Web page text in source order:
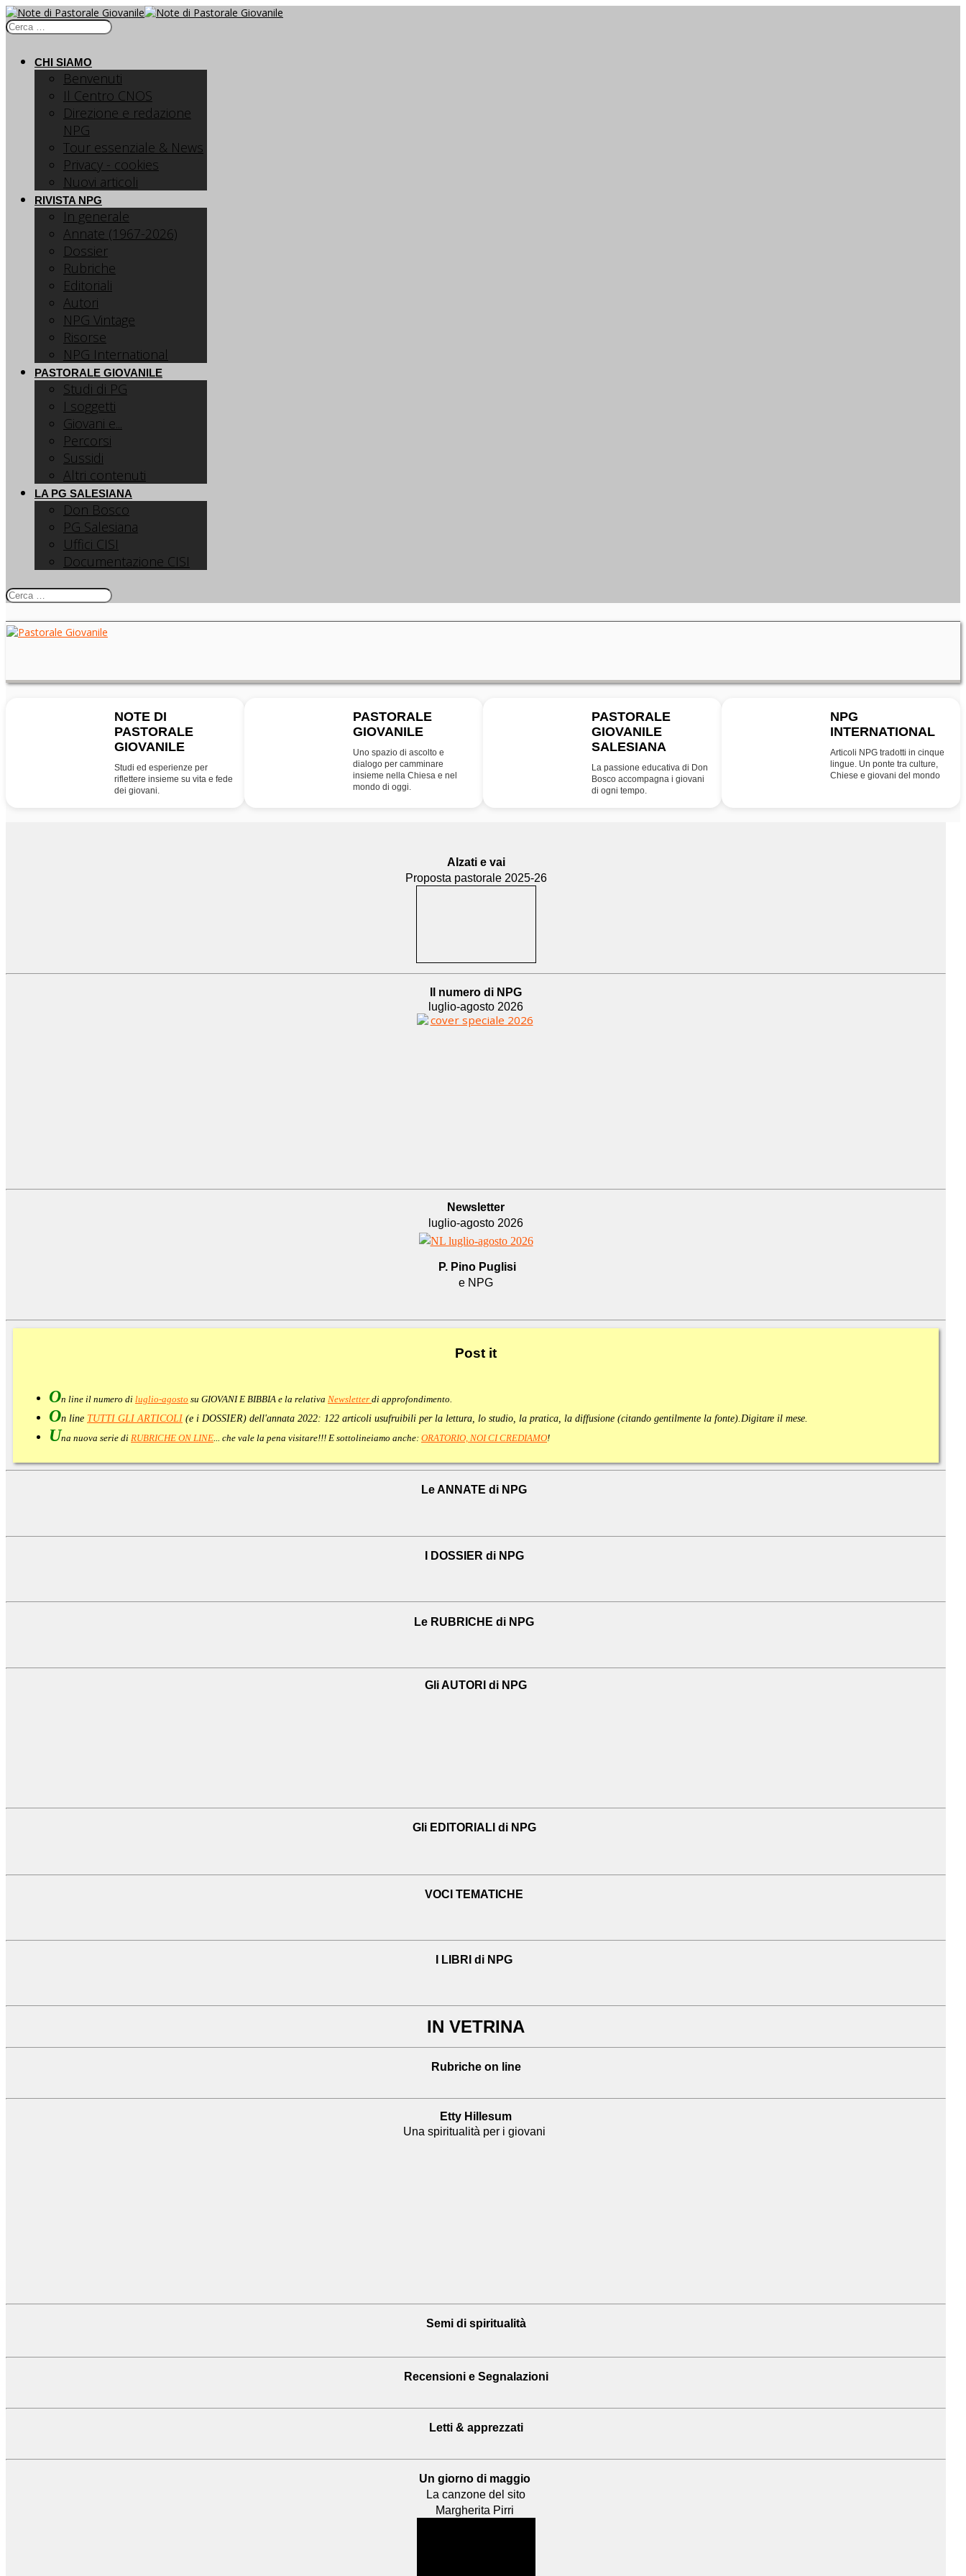
CHI SIAMO
Benvenuti
Il Centro CNOS
Direzione e redazione
NPG
Tour essenziale & News
Privacy - cookies
Nuovi articoli
RIVISTA NPG
In generale
Annate (1967-2026)
Dossier
Rubriche
Editoriali
Autori
NPG Vintage
Risorse
NPG International
PASTORALE GIOVANILE
Studi di PG
I soggetti
Giovani e...
Percorsi
Sussidi
Altri contenuti
LA PG SALESIANA
Don Bosco
PG Salesiana
Uffici CISI
Documentazione CISI
NOTE DI
PASTORALE
GIOVANILE
Studi ed esperienze per
riflettere insieme su vita e fede
dei giovani.
PASTORALE
GIOVANILE
Uno spazio di ascolto e
dialogo per camminare
insieme nella Chiesa e nel
mondo di oggi.
PASTORALE
GIOVANILE
SALESIANA
La passione educativa di Don
Bosco accompagna i giovani
di ogni tempo.
NPG
INTERNATIONAL
Articoli NPG tradotti in cinque
lingue. Un ponte tra culture,
Chiese e giovani del mondo
Alzati e vai
Proposta pastorale 2025-26
Il numero di NPG
luglio-agosto 2026
Newsletter
luglio-agosto 2026
P. Pino Puglisi
e NPG
Post it
On line il numero di luglio-agosto su GIOVANI E BIBBIA e la relativa Newsletter di approfondimento
On line TUTTI GLI ARTICOLI (e i DOSSIER) dell'annata 2022: 122 articoli usufruibili per la lettura, lo studio, la pratica, la diffusione (citando gentilmente la fonte). Digitare il mese.
Una nuova serie di RUBRICHE ON LINE ... che vale la pena visitare!!! E sottolineiamo anche: ORATORIO, NOI CI CREDIAMO!
Le ANNATE di NPG
I DOSSIER di NPG
Le RUBRICHE di NPG
Gli AUTORI di NPG
Gli EDITORIALI di NPG
VOCI TEMATICHE
I LIBRI di NPG
IN VETRINA
Rubriche on line
Etty Hillesum
Una spiritualità per i giovani
Semi di spiritualità
Recensioni e Segnalazioni
Letti & apprezzati
Un giorno di maggio
La canzone del sito
Margherita Pirri